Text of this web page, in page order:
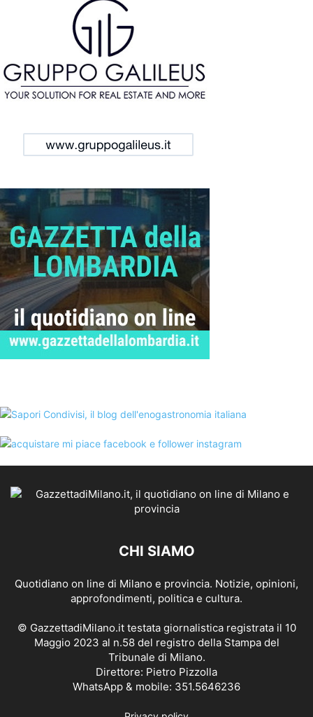
CHI SIAMO
Quotidiano on line di Milano e provincia. Notizie, opinioni,
approfondimenti, politica e cultura.
© GazzettadiMilano.it testata giornalistica registrata il 10
Maggio 2023 al n.58 del registro della Stampa del
Tribunale di Milano.
Direttore: Pietro Pizzolla
WhatsApp & mobile: 351.5646236